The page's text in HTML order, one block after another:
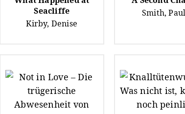
Seacliffe
Kirby, Denise
Smith,